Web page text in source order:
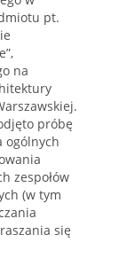
pt.
na
próbę
ogólnych
zespołów
(w tym
się